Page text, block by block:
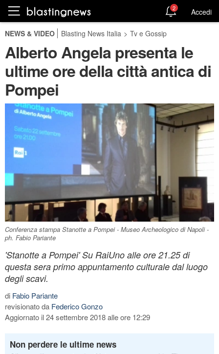
2 Accedi
NEWS & VIDEO Blasting News Italia > Tv e Gossip
Alberto Angela presenta le
ultime ore della città antica di
Pompei
Conferenza stampa Stanotte a Pompei - Museo Archeologico di Napoli -
ph. Fabio Pariante
'Stanotte a Pompei' Su RaiUno alle ore 21.25 di
questa sera primo appuntamento culturale dal luogo
degli scavi.
di Fabio Pariante
revisionato da Federico Gonzo
Aggiornato il 24 settembre 2018 alle ore 12:29
Non perdere le ultime news